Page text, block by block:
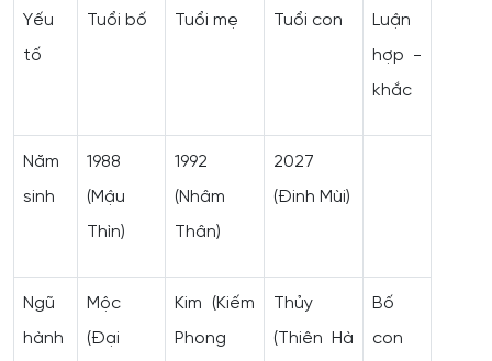
Yếu
tố
Tuổi bố Tuổi mẹ Tuổi con
Luận
hợp -
khắc
Năm
sinh
1988
(Mậu
Thìn)
1992
(Nhâm
Thân)
2027
(Đinh Mùi)
Ngũ
hành
Mộc
(Đại
Kim (Kiếm
Phong
Thủy
(Thiên Hà
Bố
con